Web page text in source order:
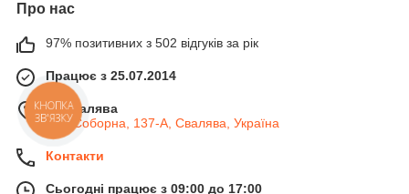
Про нас
97% позитивних з 502 відгуків за рік
Працює з 25.07.2014
м. Свалява
вул. Соборна, 137-А, Свалява, Україна
Контакти
Сьогодні працює з 09:00 до 17:00
КНОПКА
ЗВ'ЯЗКУ